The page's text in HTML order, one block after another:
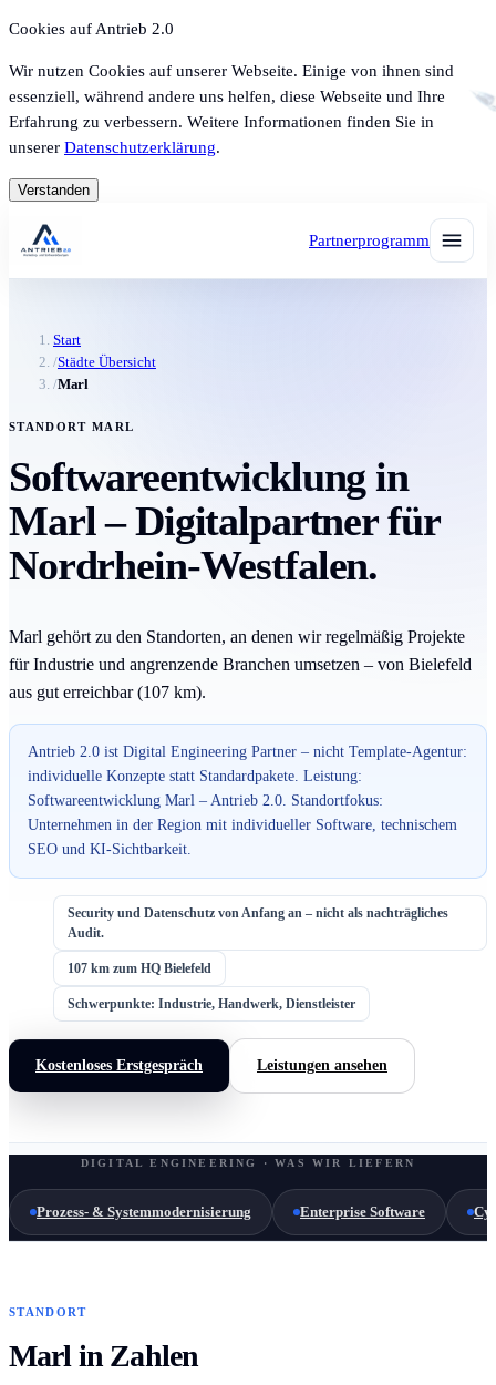
Cookies auf Antrieb 2.0
Wir nutzen Cookies auf unserer Webseite. Einige von ihnen sind
essenziell, während andere uns helfen, diese Webseite und Ihre
Erfahrung zu verbessern. Weitere Informationen finden Sie in
unserer Datenschutzerklärung.
Verstanden
Partnerprogramm
Start
/Städte Übersicht
/Marl
STANDORT MARL
Softwareentwicklung in
Marl – Digitalpartner für
Nordrhein-Westfalen.
Marl gehört zu den Standorten, an denen wir regelmäßig Projekte
für Industrie und angrenzende Branchen umsetzen – von Bielefeld
aus gut erreichbar (107 km).
Antrieb 2.0 ist Digital Engineering Partner – nicht Template-Agentur:
individuelle Konzepte statt Standardpakete. Leistung:
Softwareentwicklung Marl – Antrieb 2.0. Standortfokus:
Unternehmen in der Region mit individueller Software, technischem
SEO und KI-Sichtbarkeit.
Security und Datenschutz von Anfang an – nicht als nachträgliches
Audit.
107 km zum HQ Bielefeld
Schwerpunkte: Industrie, Handwerk, Dienstleister
Kostenloses Erstgespräch Leistungen ansehen
DIGITAL ENGINEERING · WAS WIR LIEFERN
Prozess- & Systemmodernisierung Enterprise Software
STANDORT
Marl in Zahlen